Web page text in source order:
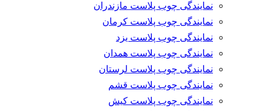
نمایندگی چوب پلاست مازندران
نمایندگی چوب پلاست کرمان
نمایندگی چوب پلاست یزد
نمایندگی چوب پلاست همدان
نمایندگی چوب پلاست لرستان
نمایندگی چوب پلاست قشم
نمایندگی چوب پلاست کیش